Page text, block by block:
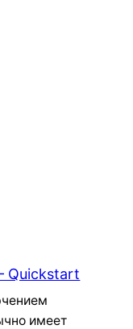
Quickstart
имеет